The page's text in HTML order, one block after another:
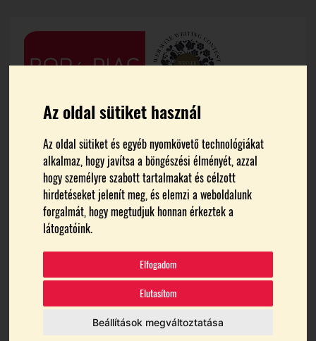
Az oldal sütiket használ
Az oldal sütiket és egyéb nyomkövető technológiákat
alkalmaz, hogy javítsa a böngészési élményét, azzal
hogy személyre szabott tartalmakat és célzott
hirdetéseket jelenít meg, és elemzi a weboldalunk
forgalmát, hogy megtudjuk honnan érkeztek a
látogatóink.
Elfogadom
Elutasítom
Beállítások megváltoztatása
FŐOLDAL BIOSZŐLÉSZET
bioszőlészet